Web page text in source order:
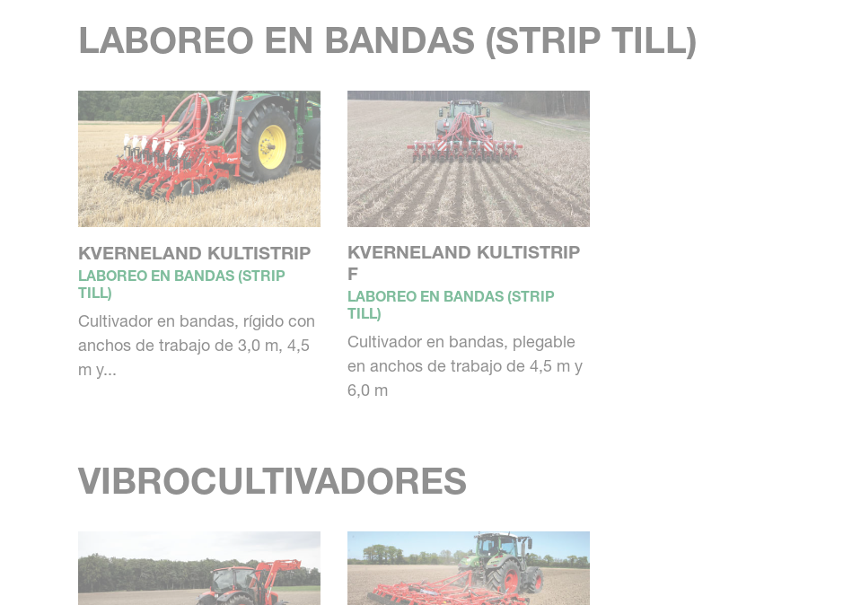
LABOREO EN BANDAS (STRIP TILL)
KVERNELAND KULTISTRIP
LABOREO EN BANDAS (STRIP
TILL)
Cultivador en bandas, rígido con
anchos de trabajo de 3,0 m, 4,5
m y...
KVERNELAND KULTISTRIP
F
LABOREO EN BANDAS (STRIP
TILL)
Cultivador en bandas, plegable
en anchos de trabajo de 4,5 m y
6,0 m
VIBROCULTIVADORES